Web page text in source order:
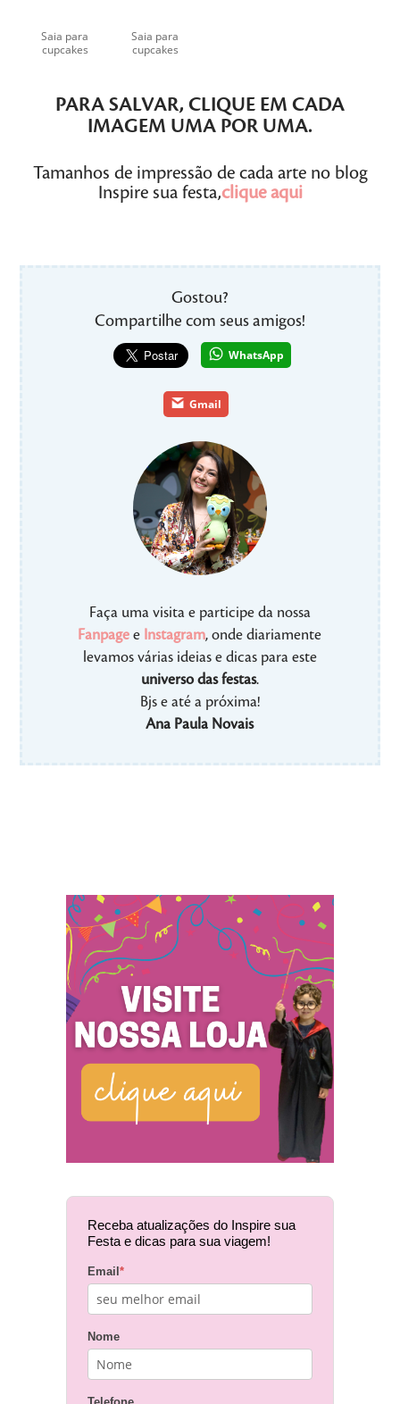
Saia para
cupcakes
Saia para
cupcakes
PARA SALVAR, CLIQUE EM CADA
IMAGEM UMA POR UMA.
Tamanhos de impressão de cada arte no blog
Inspire sua festa,clique aqui
Gostou?
Compartilhe com seus amigos!
WhatsApp
Gmail
Faça uma visita e participe da nossa
Fanpage e Instagram, onde diariamente
levamos várias ideias e dicas para este
universo das festas.
Bjs e até a próxima!
Ana Paula Novais
Receba atualizações do Inspire sua
Festa e dicas para sua viagem!
Email *
Nome